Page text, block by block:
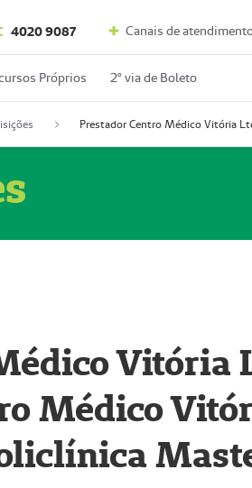
4020 9087 Canais de
Próprios 2º via de Boleto
Vitória
Médico